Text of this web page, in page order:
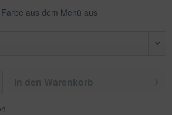
aus dem Menü aus